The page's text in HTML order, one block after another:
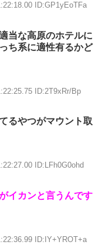
ID:GP1yEoTFa
当な高原のホテルに
ち系に適性有るかど
ID:2T9xRr/Bp
るやつがマウント取
ID:LFh0G0ohd
イカンと言うんです
ID:IY+YROT+a